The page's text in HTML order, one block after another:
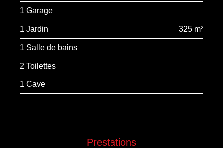
1 Garage
1 Jardin 325 m²
1 Salle de bains
2 Toilettes
1 Cave
Prestations